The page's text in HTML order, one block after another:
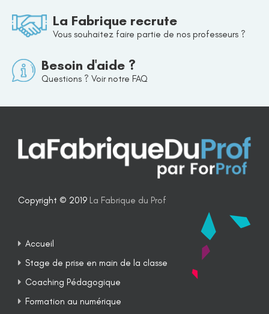
La Fabrique recrute
Vous souhaitez faire partie de nos professeurs ?
Besoin d'aide ?
Questions ? Voir notre FAQ
Copyright © 2019 La Fabrique du Prof
Accueil
Stage de prise en main de la classe
Coaching Pédagogique
Formation au numérique